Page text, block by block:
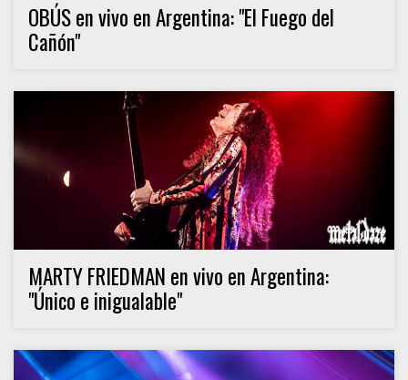
OBÚS en vivo en Argentina: "El Fuego del
Cañón"
MARTY FRIEDMAN en vivo en Argentina:
"Único e inigualable"